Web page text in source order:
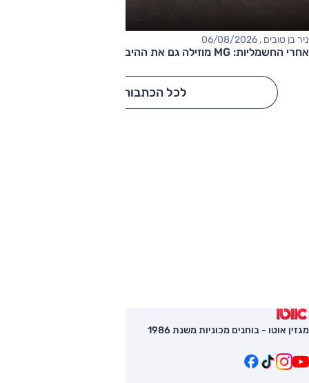
ניר בן טובים , 06/08/2026
אחרי החשמליות: MG מוזילה גם את ההיברידיות
לכל הכתבות
מגזין אוטו - בוחנים מכוניות משנת 1986